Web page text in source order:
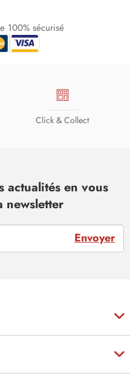
100% sécurisé
Click & Collect
actualités en vous
newsletter
Envoyer